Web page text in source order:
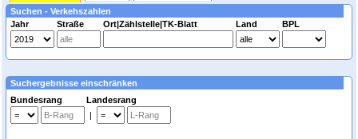
Suchen - Verkehszahlen
Jahr
Straße Ort|Zählstelle|TK-Blatt Land BPL
Suchergebnisse einschränken
Bundesrang Landesrang
|